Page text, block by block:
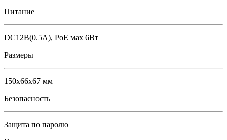
Питание
DC12В(0.5А), PoE мах 6Вт
Размеры
150х66х67 мм
Безопасность
Защита по паролю